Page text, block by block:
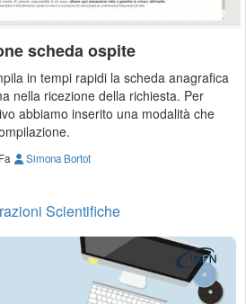
scheda ospite
in tempi rapidi la scheda anagrafica
nella ricezione della richiesta. Per
abbiamo inserito una modalità che
Simona Bortot
Scientifiche